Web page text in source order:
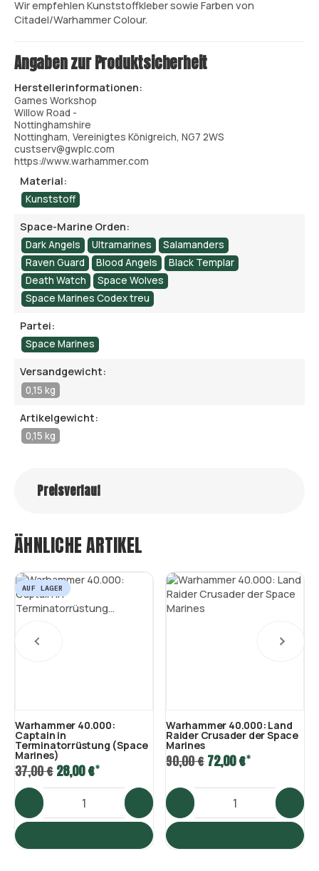
Wir empfehlen Kunststoffkleber sowie Farben von
Citadel/Warhammer Colour.
Angaben zur Produktsicherheit
Herstellerinformationen:
Games Workshop
Willow Road -
Nottinghamshire
Nottingham, Vereinigtes Königreich, NG7 2WS
custserv@gwplc.com
https://www.warhammer.com
Material:
Kunststoff
Space-Marine Orden:
Dark Angels Ultramarines
Salamanders
Raven Guard
Blood Angels
Black Templar
Death Watch
Space Wolves
Space Marines Codex treu
Partei:
Space Marines
Versandgewicht:
0,15 kg
Artikelgewicht:
0,15 kg
Preisverlauf
ÄHNLICHE ARTIKEL
AUF LAGER
Warhammer 40.000:
Captain in
Terminatorrüstung (Space
Marines)
37,00 €28,00 €*
Warhammer 40.000: Land
Raider Crusader der Space
Marines
90,00 €72,00 €*